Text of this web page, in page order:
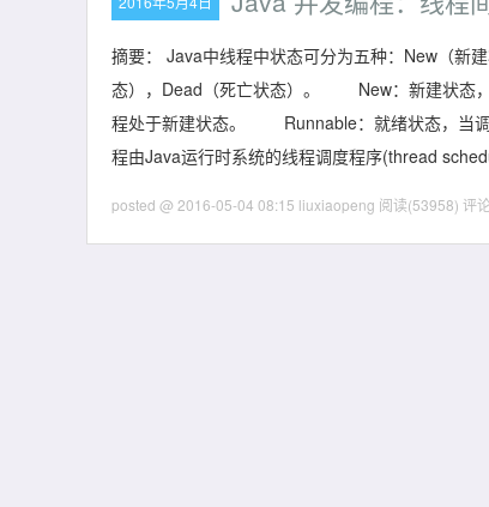
摘要： Java中线程中状态可分为五种：New（新
态），Dead（死亡状态）。 New：新建状态，
程处于新建状态。 Runnable：就绪状态，当调
程由Java运行时系统的线程调度程序(thread
posted @ 2016-05-04 08:15 liuxiaopeng 阅读(53958) 评